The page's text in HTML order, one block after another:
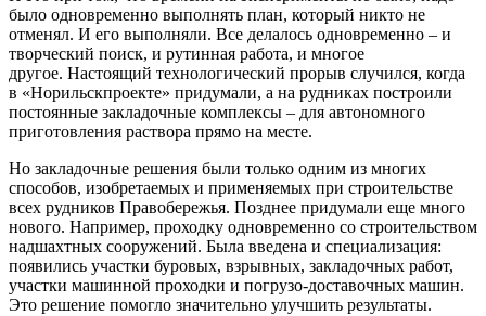
было одновременно выполнять план, который никто не
отменял. И его выполняли. Все делалось одновременно – и
творческий поиск, и рутинная работа, и многое
другое. Настоящий технологический прорыв случился, когда
в «Норильскпроекте» придумали, а на рудниках построили
постоянные закладочные комплексы – для автономного
приготовления раствора прямо на месте.
Но закладочные решения были только одним из многих
способов, изобретаемых и применяемых при строительстве
всех рудников Правобережья. Позднее придумали еще много
нового. Например, проходку одновременно со строительством
надшахтных сооружений. Была введена и специализация:
появились участки буровых, взрывных, закладочных работ,
участки машинной проходки и погрузо-доставочных машин.
Это решение помогло значительно улучшить результаты.